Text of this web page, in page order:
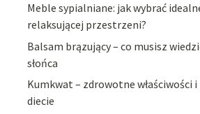
Meble sypialniane: jak wybrać
relaksującej przestrzeni?
Balsam brązujący – co musisz
słońca
Kumkwat – zdrowotne właściwości
diecie